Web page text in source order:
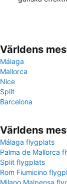
Världens
Málaga
Mallorca
Nice
Split
Barcelona
Världens
Málaga flygplats
Palma de Mallorca
Split flygplats
Rom Fiumicino
Milano Malpensa